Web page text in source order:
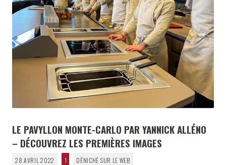
LE PAVYLLON MONTE-CARLO PAR YANNICK ALLÉNO
– DÉCOUVREZ LES PREMIÈRES IMAGES
28 AVRIL 2022 1 DÉNICHÉ SUR LE WEB